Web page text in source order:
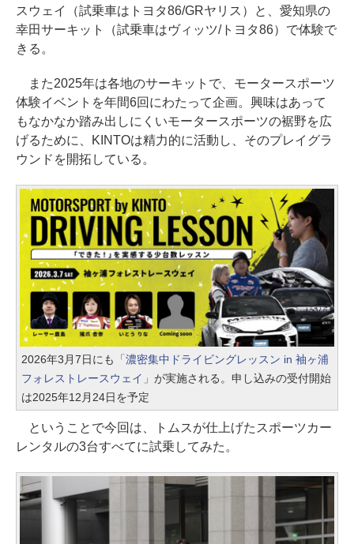
スウェイ（試乗車はトヨタ86/GRヤリス）と、愛知県の
幸田サーキット（試乗車はヴィッツ/トヨタ86）で体験で
きる。
また2025年は各地のサーキットで、モータースポーツ
体験イベントを年間6回にわたって企画。興味はあって
もなかなか踏み出しにくいモータースポーツの裾野を広
げるために、KINTOは精力的に活動し、そのプレイグラ
ウンドを開拓している。
2026年3月7日にも
「濃密集中ドライビングレッスン in 袖ヶ浦
フォレストレースウェイ」 が実施される。申し込みの受付開始
は2025年12月24日を予定
ということで今回は、トムスが仕上げたスポーツカー
レンタルの3台すべてに試乗してみた。